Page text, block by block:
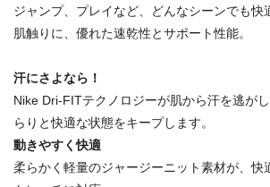
ジャンプ、プレイなど、どんなシーンでも快
肌触りに、優れた速乾性とサポート性能。
汗にさよなら！
Nike Dri-FITテクノロジーが肌から汗を逃が
らりと快適な状態をキープします。
動きやすく快適
柔らかく軽量のジャージーニット素材が、快